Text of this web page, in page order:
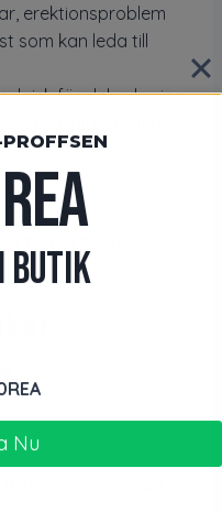
erektionsproblem
som kan leda till
risk för dehydrering
med
pigmentering.
BUTIK
Nu